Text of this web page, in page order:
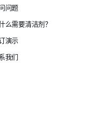
问题
么需要清洁剂？
演示
我们